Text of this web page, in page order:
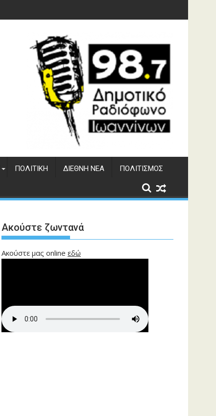
του ΔΣΕ
ΠΟΛΙΤΙΚΉ ΔΙΕΘΝΉ ΝΈΑ ΠΟΛΙΤΙΣΜΌΣ
Ακούστε ζωντανά
Ακούστε μας online εδώ